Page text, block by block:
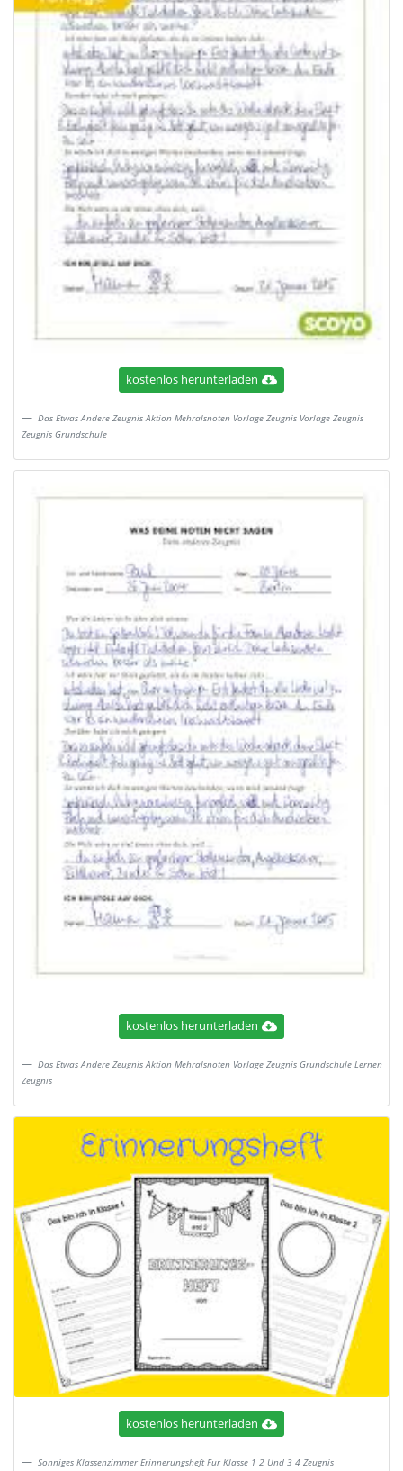
kostenlos herunterladen
Das Etwas Andere Zeugnis Aktion Mehralsnoten Vorlage Zeugnis Vorlage Zeugnis
Zeugnis Grundschule
kostenlos herunterladen
Das Etwas Andere Zeugnis Aktion Mehralsnoten Vorlage Zeugnis Grundschule Lernen
Zeugnis
kostenlos herunterladen
Sonniges Klassenzimmer Erinnerungsheft Fur Klasse 1 2 Und 3 4 Zeugnis